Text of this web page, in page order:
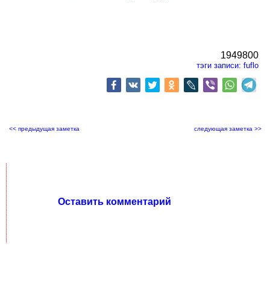
1949800
тэги записи: fuflo
<< предыдущая заметка следующая заметка >>
Оставить комментарий